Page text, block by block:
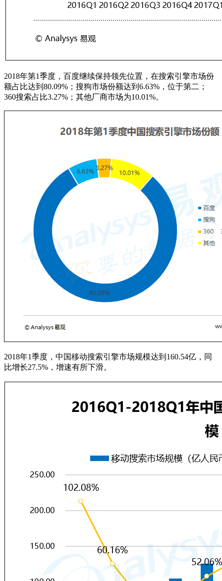
2018年第1季度，百度继续保持领先位置，在搜索引擎市场份
额占比达到80.09%；搜狗市场份额达到6.63%，位于第二；
360搜索占比3.27%；其他厂商市场为10.01%。
2018年1季度，中国移动搜索引擎市场规模达到160.54亿，同
比增长27.5%，增速有所下滑。